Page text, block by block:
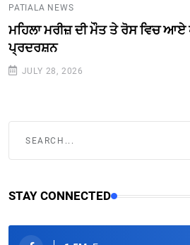
PATIALA NEWS
ਮਹਿਲਾ ਮਰੀਜ਼ ਦੀ ਮੌਤ ਤੇ ਰੋਸ ਵਿਚ ਆਏ
ਪ੍ਰਦਰਸ਼ਨ
JULY 28, 2026
STAY CONNECTED